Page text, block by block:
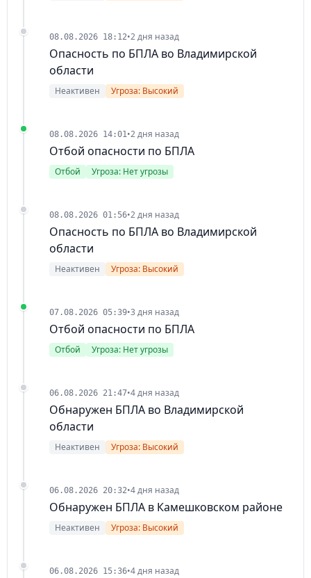
08.08.2026 18:12•2 дня назад
Опасность по БПЛА во Владимирской
области
Неактивен Угроза: Высокий
08.08.2026 14:01•2 дня назад
Отбой опасности по БПЛА
Отбой Угроза: Нет угрозы
08.08.2026 01:56•2 дня назад
Опасность по БПЛА во Владимирской
области
Неактивен Угроза: Высокий
07.08.2026 05:39•3 дня назад
Отбой опасности по БПЛА
Отбой Угроза: Нет угрозы
06.08.2026 21:47•4 дня назад
Обнаружен БПЛА во Владимирской
области
Неактивен Угроза: Высокий
06.08.2026 20:32•4 дня назад
Обнаружен БПЛА в Камешковском районе
Неактивен Угроза: Высокий
06.08.2026 15:36•4 дня назад